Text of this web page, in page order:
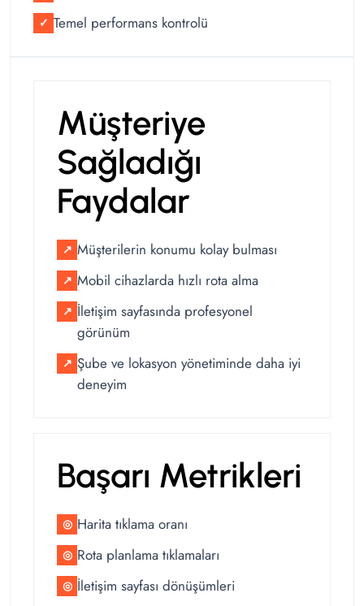
✓ Temel performans kontrolü
Müşteriye
Sağladığı
Faydalar
↗ Müşterilerin konumu kolay bulması
↗ Mobil cihazlarda hızlı rota alma
↗ İletişim sayfasında profesyonel
görünüm
↗ Şube ve lokasyon yönetiminde daha iyi
deneyim
Başarı Metrikleri
◎ Harita tıklama oranı
◎ Rota planlama tıklamaları
◎ İletişim sayfası dönüşümleri